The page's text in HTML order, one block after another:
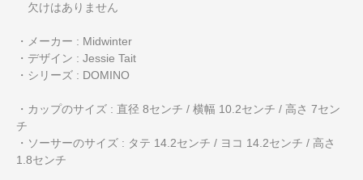
欠けはありません
・メーカー : Midwinter
・デザイン : Jessie Tait
・シリーズ : DOMINO
・カップのサイズ : 直径 8センチ / 横幅 10.2センチ / 高さ 7セン
チ
・ソーサーのサイズ : タテ 14.2センチ / ヨコ 14.2センチ / 高さ
1.8センチ